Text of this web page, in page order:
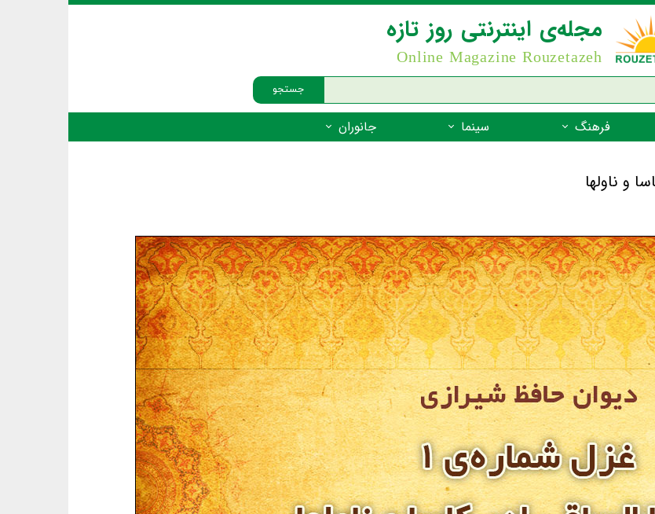
جستجو
مجله‌ی اینترنتی روز تازه
Online Magazine Rouzetazeh
فرهنگ
نام‌نامه
ضرب المثل
شعر فارسی
زندگینامه‌ی بزرگان
گفتاورد
سینما جانوران
جانوران مهره‌دار - دوزیستان
جانوران مهره‌دار - ماهیان
جانوران مهره‌دار - فهرست‌ها